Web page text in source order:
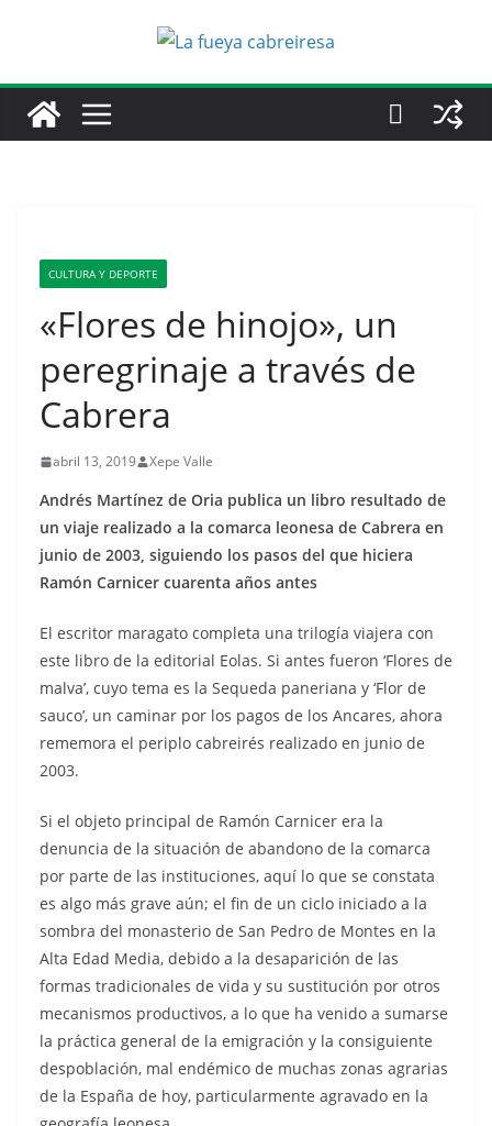
CULTURA Y DEPORTE
«Flores de hinojo», un
peregrinaje a través de
Cabrera
abril 13, 2019 Xepe Valle
Andrés Martínez de Oria publica un libro resultado de
un viaje realizado a la comarca leonesa de Cabrera en
junio de 2003, siguiendo los pasos del que hiciera
Ramón Carnicer cuarenta años antes
El escritor maragato completa una trilogía viajera con
este libro de la editorial Eolas. Si antes fueron ‘Flores de
malva’, cuyo tema es la Sequeda paneriana y ‘Flor de
sauco’, un caminar por los pagos de los Ancares, ahora
rememora el periplo cabreirés realizado en junio de
2003.
Si el objeto principal de Ramón Carnicer era la
denuncia de la situación de abandono de la comarca
por parte de las instituciones, aquí lo que se constata
es algo más grave aún; el fin de un ciclo iniciado a la
sombra del monasterio de San Pedro de Montes en la
Alta Edad Media, debido a la desaparición de las
formas tradicionales de vida y su sustitución por otros
mecanismos productivos, a lo que ha venido a sumarse
la práctica general de la emigración y la consiguiente
despoblación, mal endémico de muchas zonas agrarias
de la España de hoy, particularmente agravado en la